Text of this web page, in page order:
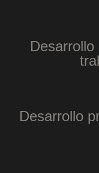
Desarrollo